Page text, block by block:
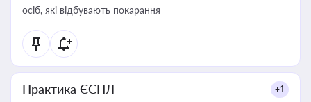
осіб, які відбувають покарання
Практика ЄСПЛ +1